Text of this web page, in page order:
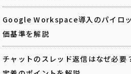
Google Workspace導入のパイロ
価基準を解説
チャットのスレッド返信はなぜ必要